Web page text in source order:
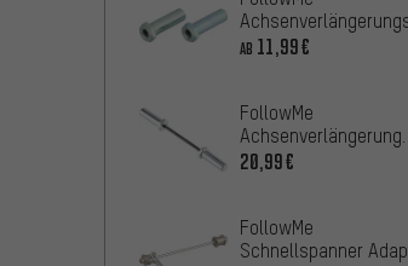
AB 11,99€
FollowMe
Achsenverlängerung
Adapter
20,99€
FollowMe
Schnellspanner